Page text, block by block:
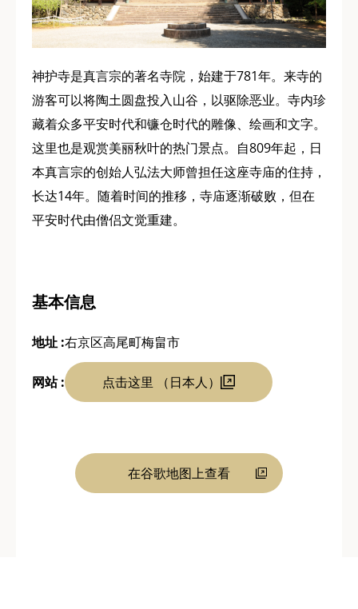
神护寺是真言宗的著名寺院，始建于781年。来寺的
游客可以将陶土圆盘投入山谷，以驱除恶业。寺内珍
藏着众多平安时代和镰仓时代的雕像、绘画和文字。
这里也是观赏美丽秋叶的热门景点。自809年起，日
本真言宗的创始人弘法大师曾担任这座寺庙的住持，
长达14年。随着时间的推移，寺庙逐渐破败，但在
平安时代由僧侣文觉重建。
基本信息
地址 :右京区高尾町梅畠市
网站 : 点击这里 （日本人）
在谷歌地图上查看